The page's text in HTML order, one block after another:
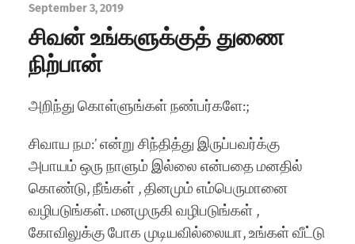
September 3, 2019
சிவன் உங்களுக்குத் துணை
நிற்பான்
அறிந்து கொள்ளுங்கள் நண்பர்களே:;
சிவாய நம:’ என்று சிந்தித்து இருப்பவர்க்கு
அபாயம் ஒரு நாளும் இல்லை என்பதை மனதில்
கொண்டு, நீங்கள் , தினமும் எம்பெருமானை
வழிபடுங்கள். மனமுருகி வழிபடுங்கள் ,
கோவிலுக்கு போக முடியவில்லையா, உங்கள் வீட்டு